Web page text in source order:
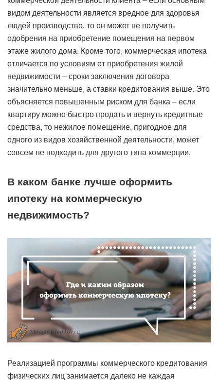
видом деятельности является вредное для здоровья
людей производство, то он может не получить
одобрения на приобретение помещения на первом
этаже жилого дома. Кроме того, коммерческая ипотека
отличается по условиям от приобретения жилой
недвижимости – сроки заключения договора
значительно меньше, а ставки кредитования выше. Это
объясняется повышенным риском для банка – если
квартиру можно быстро продать и вернуть кредитные
средства, то нежилое помещение, пригодное для
одного из видов хозяйственной деятельности, может
совсем не подходить для другого типа коммерции.
В каком банке лучше оформить
ипотеку на коммерческую
недвижимость?
Реализацией программы коммерческого кредитования
физических лиц занимается далеко не каждая